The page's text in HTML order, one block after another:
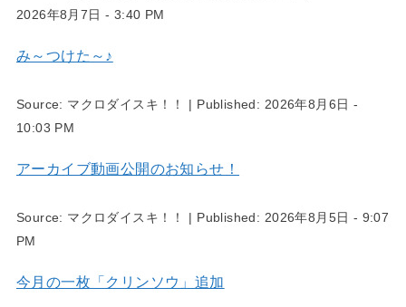
2026年8月7日 - 3:40 PM
み～つけた～♪
Source: マクロダイスキ！！ | Published: 2026年8月6日 -
10:03 PM
アーカイブ動画公開のお知らせ！
Source: マクロダイスキ！！ | Published: 2026年8月5日 - 9:07
PM
今月の一枚「クリンソウ」追加